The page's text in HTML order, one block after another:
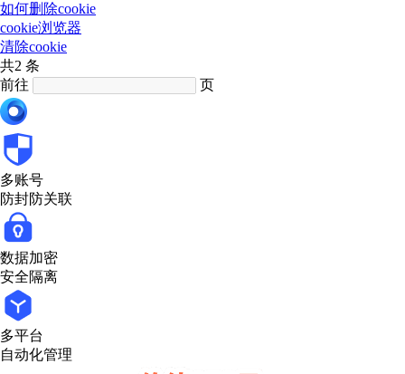
如何删除cookie
cookie浏览器
清除cookie
共2 条
前往
页
多账号
防封防关联
数据加密
安全隔离
多平台
自动化管理